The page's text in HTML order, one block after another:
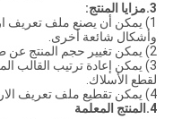
3.مزايا المنتج:
1) يمكن أن يصنع ملف تعريف
وأشكال شائعة أخرى.
2) يمكن تغيير حجم المنتج عن طريق تغيير القالب.
3) يمكن إعادة ترتيب القالب
لقطع الأسلاك.
4) يمكن تقطيع ملف تعريف الارتباط إلى قطع بأشكال مختلفة.
4.المنتج المعلمة